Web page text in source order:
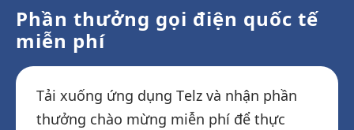
Phần thưởng gọi điện quốc tế
miễn phí
Tải xuống ứng dụng Telz và nhận phần
thưởng chào mừng miễn phí để thực